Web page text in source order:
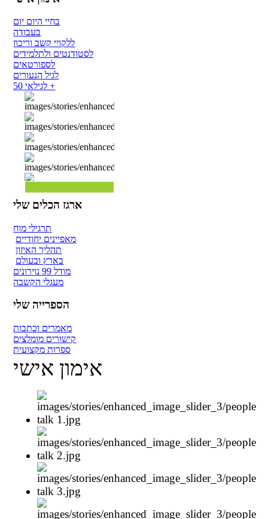
בחיי היום יום
בעבודה
ללקויי קשב וריכוז
לסטודנטים ולתלמידים
לספורטאים
לגיל הנעורים
לגילאי 50 +
ארגז הכלים שלי
תרגילי מוח
מאפיינים יחודיים
תהליך האיזון
בארץ ובעולם
מודל 99 נוירונים
מעגלי הקשבה
הספרייה שלי
מאמרים וכתבות
קישורים מומלצים
ספרות מקצועית
אימון אישי